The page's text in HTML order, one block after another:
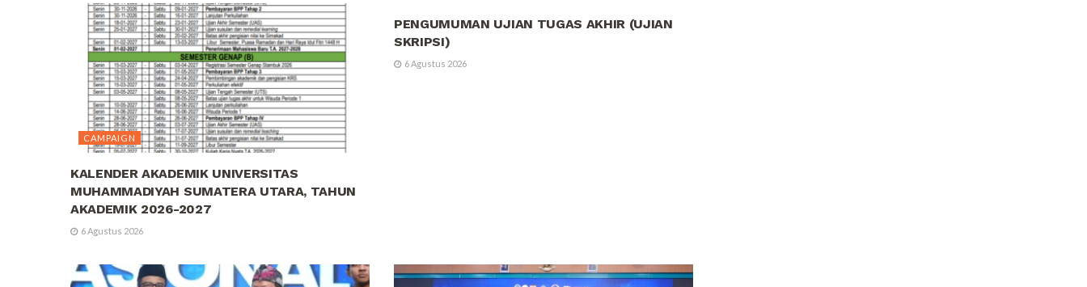
CAMPAIGN
KALENDER AKADEMIK UNIVERSITAS
MUHAMMADIYAH SUMATERA UTARA, TAHUN
AKADEMIK 2026-2027
6 Agustus 2026
PENGUMUMAN UJIAN TUGAS AKHIR (UJIAN
SKRIPSI)
6 Agustus 2026